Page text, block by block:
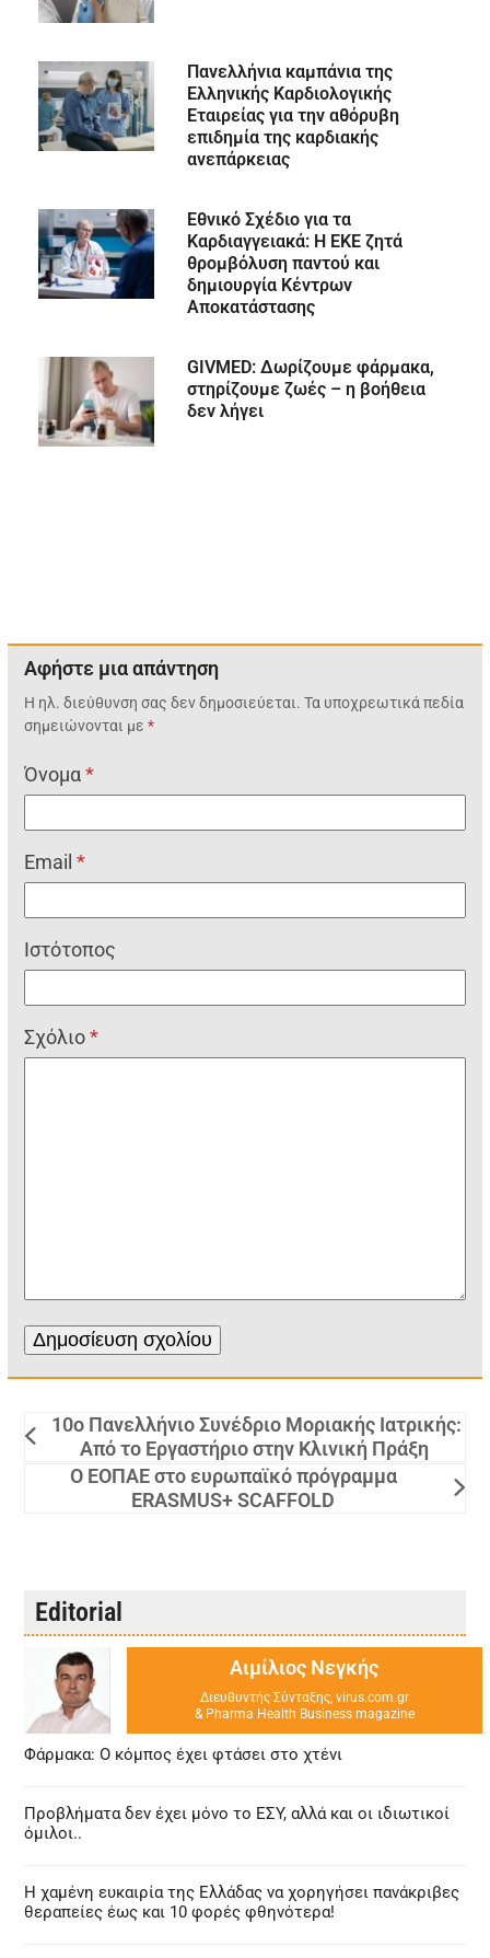
Πανελλήνια καμπάνια της
Ελληνικής Καρδιολογικής
Εταιρείας για την αθόρυβη
επιδημία της καρδιακής
ανεπάρκειας
Εθνικό Σχέδιο για τα
Καρδιαγγειακά: Η ΕΚΕ ζητά
θρομβόλυση παντού και
δημιουργία Κέντρων
Αποκατάστασης
GIVMED: Δωρίζουμε φάρμακα,
στηρίζουμε ζωές – η βοήθεια
δεν λήγει
Αφήστε μια απάντηση
Η ηλ. διεύθυνση σας δεν δημοσιεύεται. Τα υποχρεωτικά πεδία
σημειώνονται με*
Όνομα*
Email*
Ιστότοπος
Σχόλιο*
10ο Πανελλήνιο Συνέδριο Μοριακής Ιατρικής:
Από το Εργαστήριο στην Κλινική Πράξη
Ο ΕΟΠΑΕ στο ευρωπαϊκό πρόγραμμα
ERASMUS+ SCAFFOLD
Editorial
Αιμίλιος Νεγκής
Διευθυντής Σύνταξης, virus.com.gr
& Pharma Health Business magazine
Φάρμακα: Ο κόμπος έχει φτάσει στο χτένι
Προβλήματα δεν έχει μόνο το ΕΣΥ, αλλά και οι ιδιωτικοί
όμιλοι..
Η χαμένη ευκαιρία της Ελλάδας να χορηγήσει πανάκριβες
θεραπείες έως και 10 φορές φθηνότερα!